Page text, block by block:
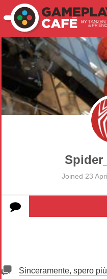
Joined 23
Sinceramente, spero